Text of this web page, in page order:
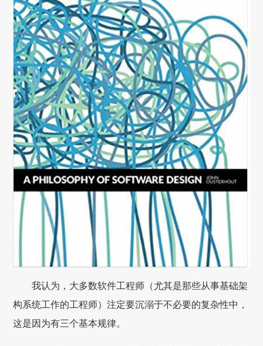
我认为，大多数软件工程师（尤其是那些从事基础架
构系统工作的工程师）注定要沉溺于不必要的复杂性中，
这是因为有三个基本规律。